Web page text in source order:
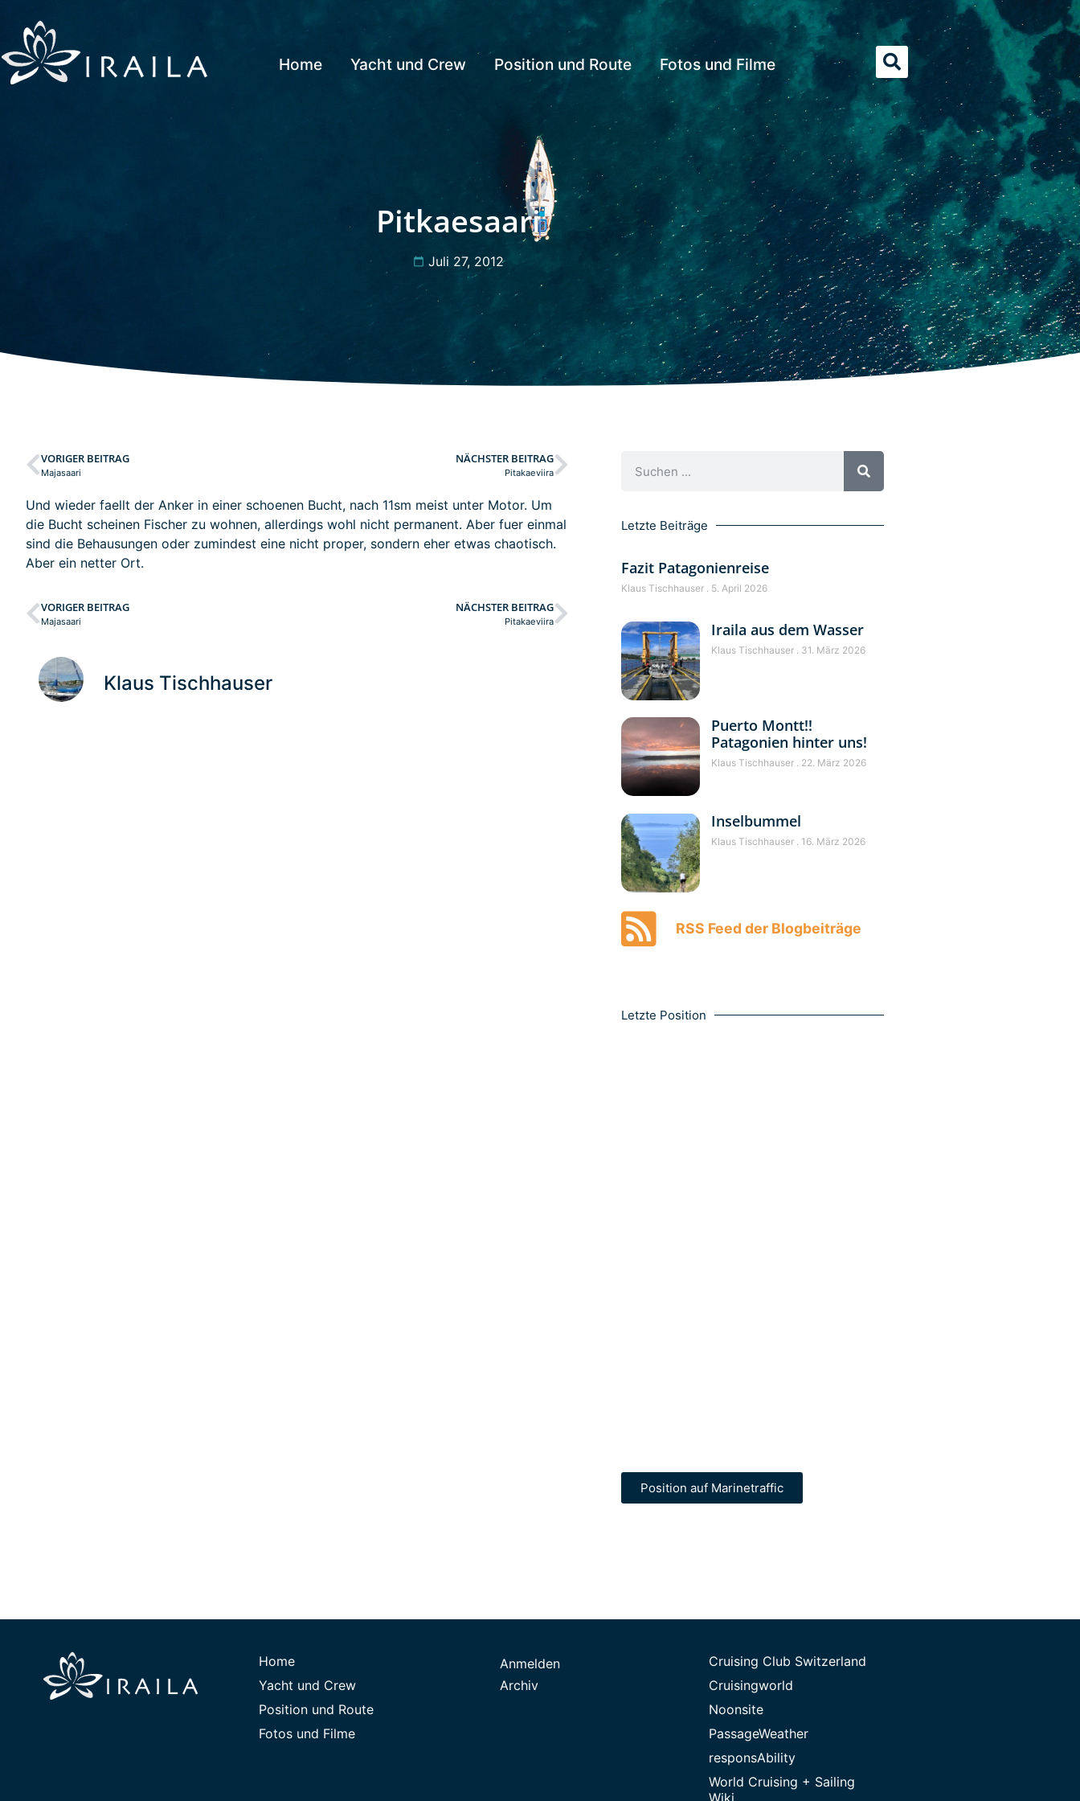
Home Yacht und Crew Position und Route Fotos und Filme
Pitkaesaari
Juli 27, 2012
VORIGER BEITRAG
Majasaari
NÄCHSTER BEITRAG
Pitakaeviira
Und wieder faellt der Anker in einer schoenen Bucht, nach 11sm meist unter Motor. Um
die Bucht scheinen Fischer zu wohnen, allerdings wohl nicht permanent. Aber fuer einmal
sind die Behausungen oder zumindest eine nicht proper, sondern eher etwas chaotisch.
Aber ein netter Ort.
VORIGER BEITRAG
Majasaari
NÄCHSTER BEITRAG
Pitakaeviira
Klaus Tischhauser
Letzte Beiträge
Fazit Patagonienreise
Klaus Tischhauser 5. April 2026
Iraila aus dem Wasser
Klaus Tischhauser 31. März 2026
Puerto Montt!!
Patagonien hinter uns!
Klaus Tischhauser 22. März 2026
Inselbummel
Klaus Tischhauser 16. März 2026
RSS Feed der Blogbeiträge
Letzte Position
Position auf Marinetraffic
Home
Yacht und Crew
Position und Route
Fotos und Filme
Anmelden
Archiv
Cruising Club Switzerland
Cruisingworld
Noonsite
PassageWeather
responsAbility
World Cruising + Sailing
Wiki